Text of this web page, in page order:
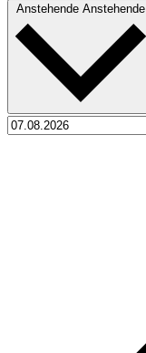
Anstehende Anstehende